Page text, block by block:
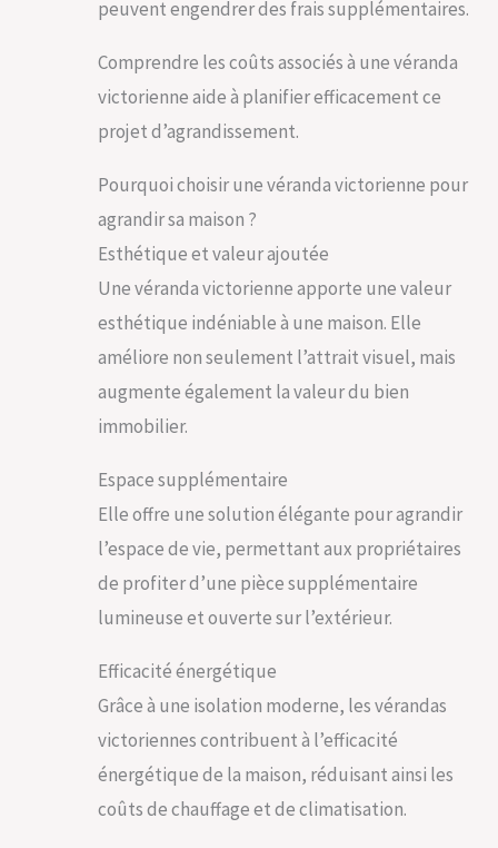
peuvent engendrer des frais supplémentaires.
Comprendre les coûts associés à une véranda
victorienne aide à planifier efficacement ce
projet d’agrandissement.
Pourquoi choisir une véranda victorienne pour
agrandir sa maison ?
Esthétique et valeur ajoutée
Une véranda victorienne apporte une valeur
esthétique indéniable à une maison. Elle
améliore non seulement l’attrait visuel, mais
augmente également la valeur du bien
immobilier.
Espace supplémentaire
Elle offre une solution élégante pour agrandir
l’espace de vie, permettant aux propriétaires
de profiter d’une pièce supplémentaire
lumineuse et ouverte sur l’extérieur.
Efficacité énergétique
Grâce à une isolation moderne, les vérandas
victoriennes contribuent à l’efficacité
énergétique de la maison, réduisant ainsi les
coûts de chauffage et de climatisation.